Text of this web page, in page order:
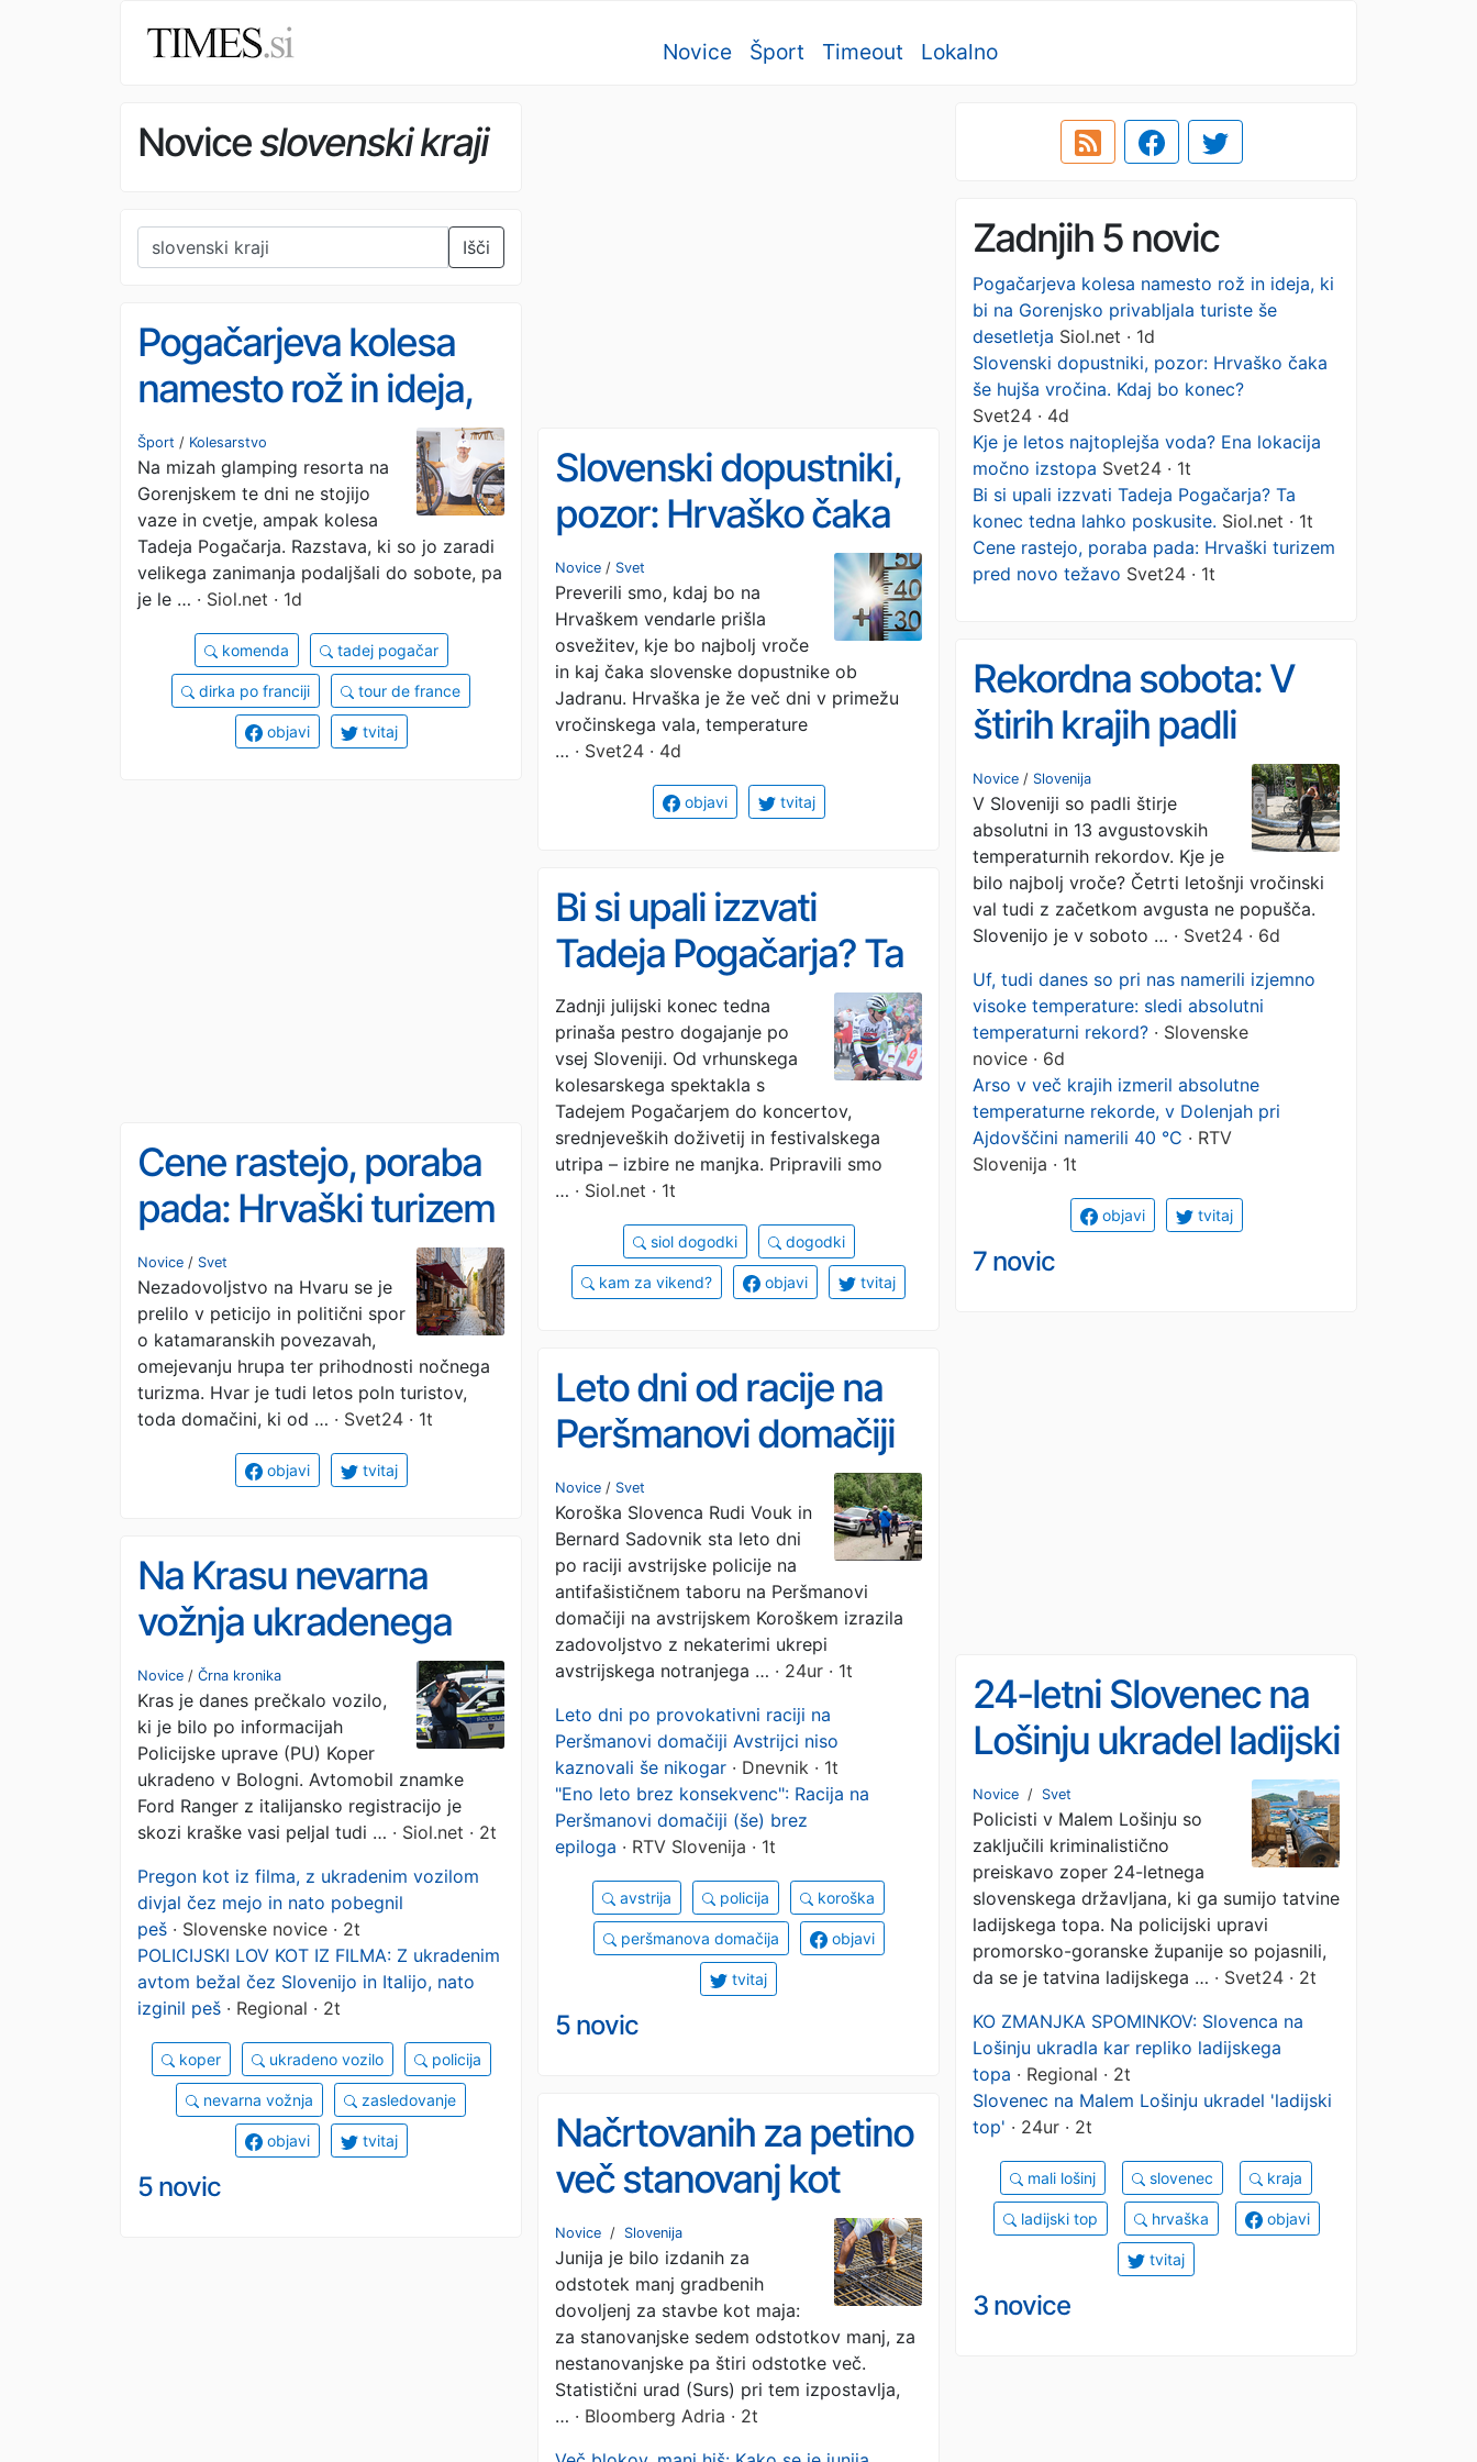
Novice Šport Timeout Lokalno
Noviceslovenski kraji
Išči Zadnjih 5 novic
Pogačarjeva kolesa namesto rož in ideja, ki
bi na Gorenjsko privabljala turiste še
desetletja Siol.net · 1d
Slovenski dopustniki, pozor: Hrvaško čaka
še hujša vročina. Kdaj bo konec?
Svet24 · 4d
Kje je letos najtoplejša voda? Ena lokacija
močno izstopa Svet24 · 1t
Bi si upali izzvati Tadeja Pogačarja? Ta
konec tedna lahko poskusite. Siol.net · 1t
Cene rastejo, poraba pada: Hrvaški turizem
pred novo težavo Svet24 · 1t
Pogačarjeva kolesa
namesto rož in ideja,
ki bi na Gorenjsko
privabljala turiste še
desetletja
Šport / Kolesarstvo
Na mizah glamping resorta na
Gorenjskem te dni ne stojijo
vaze in cvetje, ampak kolesa
Tadeja Pogačarja. Razstava, ki so jo zaradi
velikega zanimanja podaljšali do sobote, pa
je le … · Siol.net · 1d
komenda tadej pogačar
dirka po franciji tour de france
objavi tvitaj
Slovenski dopustniki,
pozor: Hrvaško čaka
še hujša vročina. Kdaj
bo konec?
Novice / Svet
Preverili smo, kdaj bo na
Hrvaškem vendarle prišla
osvežitev, kje bo najbolj vroče
in kaj čaka slovenske dopustnike ob
Jadranu. Hrvaška je že več dni v primežu
vročinskega vala, temperature
… · Svet24 · 4d
objavi tvitaj
Rekordna sobota: V
štirih krajih padli
absolutni, v 13
avgustovski rekordi
Novice / Slovenija
V Sloveniji so padli štirje
absolutni in 13 avgustovskih
temperaturnih rekordov. Kje je
bilo najbolj vroče? Četrti letošnji vročinski
val tudi z začetkom avgusta ne popušča.
Slovenijo je v soboto … · Svet24 · 6d
Uf, tudi danes so pri nas namerili izjemno
visoke temperature: sledi absolutni
temperaturni rekord? · Slovenske
novice · 6d
Arso v več krajih izmeril absolutne
temperaturne rekorde, v Dolenjah pri
Ajdovščini namerili 40 °C · RTV
Slovenija · 1t
objavi tvitaj
7 novic
Bi si upali izzvati
Tadeja Pogačarja? Ta
konec tedna lahko
poskusite.
Zadnji julijski konec tedna
prinaša pestro dogajanje po
vsej Sloveniji. Od vrhunskega
kolesarskega spektakla s
Tadejem Pogačarjem do koncertov,
srednjeveških doživetij in festivalskega
utripa – izbire ne manjka. Pripravili smo
… · Siol.net · 1t
siol dogodki dogodki
kam za vikend? objavi tvitaj
Cene rastejo, poraba
pada: Hrvaški turizem
pred novo težavo
Novice / Svet
Nezadovoljstvo na Hvaru se je
prelilo v peticijo in politični spor
o katamaranskih povezavah,
omejevanju hrupa ter prihodnosti nočnega
turizma. Hvar je tudi letos poln turistov,
toda domačini, ki od … · Svet24 · 1t
objavi tvitaj
Leto dni od racije na
Peršmanovi domačiji
epiloga še vedno ni
Novice / Svet
Koroška Slovenca Rudi Vouk in
Bernard Sadovnik sta leto dni
po raciji avstrijske policije na
antifašističnem taboru na Peršmanovi
domačiji na avstrijskem Koroškem izrazila
zadovoljstvo z nekaterimi ukrepi
avstrijskega notranjega … · 24ur · 1t
Leto dni po provokativni raciji na
Peršmanovi domačiji Avstrijci niso
kaznovali še nikogar · Dnevnik · 1t
"Eno leto brez konsekvenc": Racija na
Peršmanovi domačiji (še) brez
epiloga · RTV Slovenija · 1t
avstrija policija koroška
peršmanova domačija objavi
tvitaj
5 novic
Na Krasu nevarna
vožnja ukradenega
vozila, na koncu je
pobegnil peš
Novice / Črna kronika
Kras je danes prečkalo vozilo,
ki je bilo po informacijah
Policijske uprave (PU) Koper
ukradeno v Bologni. Avtomobil znamke
Ford Ranger z italijansko registracijo je
skozi kraške vasi peljal tudi … · Siol.net · 2t
Pregon kot iz filma, z ukradenim vozilom
divjal čez mejo in nato pobegnil
peš · Slovenske novice · 2t
POLICIJSKI LOV KOT IZ FILMA: Z ukradenim
avtom bežal čez Slovenijo in Italijo, nato
izginil peš · Regional · 2t
koper ukradeno vozilo policija
nevarna vožnja zasledovanje
objavi tvitaj
5 novic
24-letni Slovenec na
Lošinju ukradel ladijski
top
Novice / Svet
Policisti v Malem Lošinju so
zaključili kriminalistično
preiskavo zoper 24-letnega
slovenskega državljana, ki ga sumijo tatvine
ladijskega topa. Na policijski upravi
promorsko-goranske županije so pojasnili,
da se je tatvina ladijskega … · Svet24 · 2t
KO ZMANJKA SPOMINKOV: Slovenca na
Lošinju ukradla kar repliko ladijskega
topa · Regional · 2t
Slovenec na Malem Lošinju ukradel 'ladijski
top' · 24ur · 2t
mali lošinj slovenec kraja
ladijski top hrvaška objavi
tvitaj
3 novice
Načrtovanih za petino
več stanovanj kot
maja, največ jih bo v
osrednjeslovenski
regiji
Novice / Slovenija
Junija je bilo izdanih za
odstotek manj gradbenih
dovoljenj za stavbe kot maja:
za stanovanjske sedem odstotkov manj, za
nestanovanjske pa štiri odstotke več.
Statistični urad (Surs) pri tem izpostavlja,
… · Bloomberg Adria · 2t